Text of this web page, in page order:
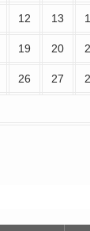
12 13
19 20
26 27